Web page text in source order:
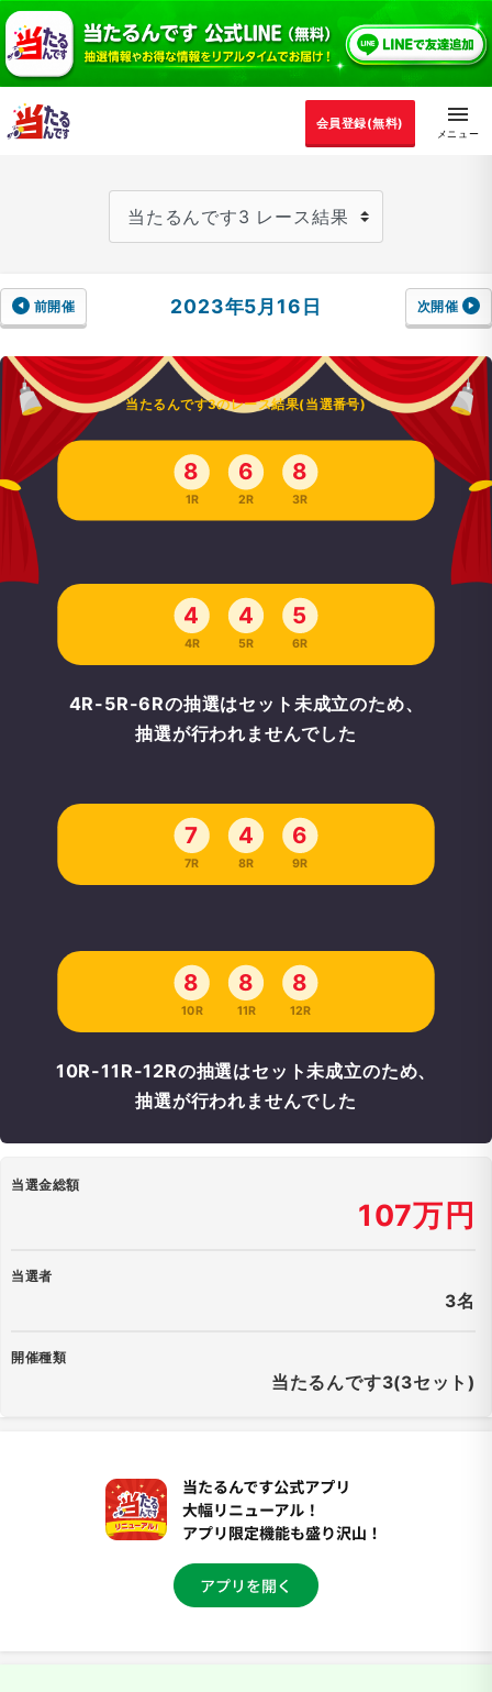
会員登録(無料)
前開催 2023年5月16日 次開催
当たるんです3のレース結果(当選番号)
8
1R
6
2R
8
3R
4
4R
4
5R
5
6R
4R-5R-6Rの抽選はセット未成立のため、
抽選が行われませんでした
7
7R
4
8R
6
9R
8
10R
8
11R
8
12R
10R-11R-12Rの抽選はセット未成立のため、
抽選が行われませんでした
当選金総額
107万円
当選者
3名
開催種類
当たるんです3(3セット)